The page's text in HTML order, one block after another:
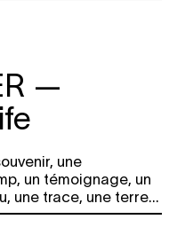
—
une
un témoignage, un
une trace, une terre...